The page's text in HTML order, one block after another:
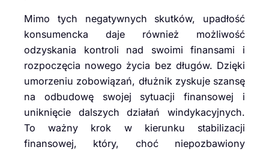
Mimo tych negatywnych skutków, upadłość
konsumencka daje również możliwość
odzyskania kontroli nad swoimi finansami i
rozpoczęcia nowego życia bez długów. Dzięki
umorzeniu zobowiązań, dłużnik zyskuje szansę
na odbudowę swojej sytuacji finansowej i
uniknięcie dalszych działań windykacyjnych.
To ważny krok w kierunku stabilizacji
finansowej, który, choć niepozbawiony